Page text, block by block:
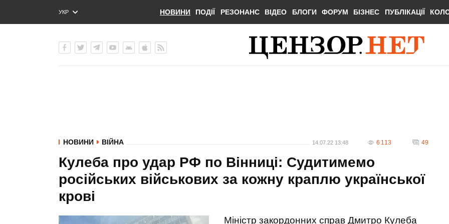
УКР
ENG
НОВИНИ ПОДІЇ РЕЗОНАНС ВІДЕО БЛОГИ ФОРУМ БІЗНЕС ПУБЛІКАЦІЇ
НОВИНИ ВІЙНА 14.07.22 13:48 6 113 49
Кулеба про удар РФ по Вінниці: Судитимемо
російських військових за кожну краплю української
крові
Міністр закордонних справ Дмитро Кулеба